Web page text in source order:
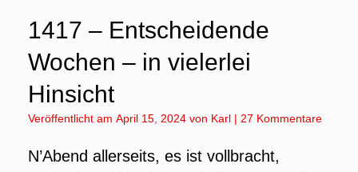
1417 – Entscheidende
Wochen – in vielerlei
Hinsicht
Veröffentlicht am April 15, 2024 von Karl | 27 Kommentare
N’Abend allerseits, es ist vollbracht,